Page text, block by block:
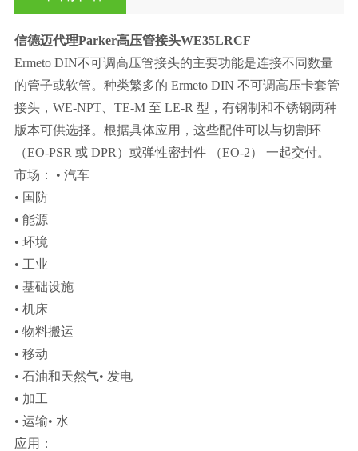
信德迈代理Parker高压管接头WE35LRCF
Ermeto DIN不可调高压管接头的主要功能是连接不同数量
的管子或软管。种类繁多的 Ermeto DIN 不可调高压卡套管
接头，WE-NPT、TE-M 至 LE-R 型，有钢制和不锈钢两种
版本可供选择。根据具体应用，这些配件可以与切割环
（EO-PSR 或 DPR）或弹性密封件 （EO-2） 一起交付。
市场： • 汽车
• 国防
• 能源
• 环境
• 工业
• 基础设施
• 机床
• 物料搬运
• 移动
• 石油和天然气• 发电
• 加工
• 运输• 水
应用：